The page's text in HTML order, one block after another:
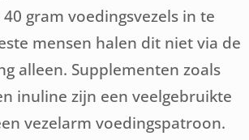
gram voedingsvezels in te
mensen halen dit niet via de
alleen. Supplementen zoals
inuline zijn een veelgebruikte
vezelarm voedingspatroon.